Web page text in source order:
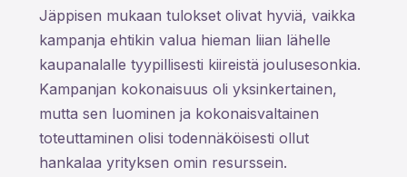
Jäppisen mukaan tulokset olivat hyviä, vaikka
kampanja ehtikin valua hieman liian lähelle
kaupanalalle tyypillisesti kiireistä joulusesonkia.
Kampanjan kokonaisuus oli yksinkertainen,
mutta sen luominen ja kokonaisvaltainen
toteuttaminen olisi todennäköisesti ollut
hankalaa yrityksen omin resurssein.